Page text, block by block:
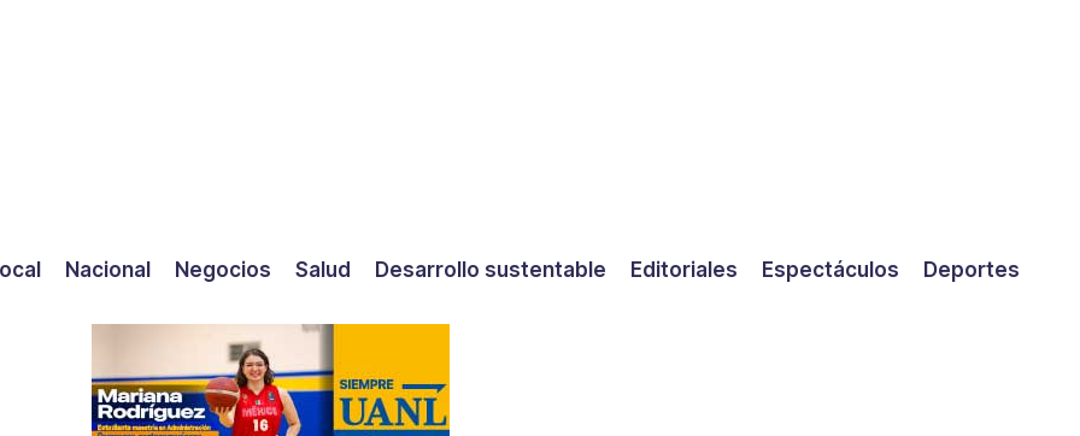
Nacional Negocios Salud Desarrollo sustentable Editoriales Espectáculos Deportes